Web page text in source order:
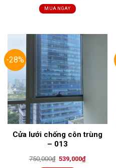
was:
750,000₫.
MUA NGAY
-28%
Cửa lưới chống côn trùng
– 013
750,000₫ Original
539,000₫Current